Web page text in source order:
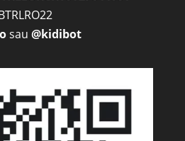
sau @kidibot